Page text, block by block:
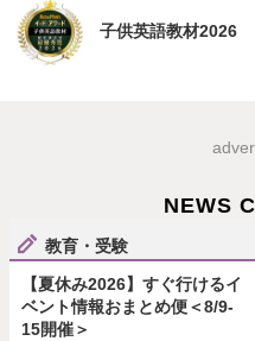
子供英語教材2026
NEWS
教育・受験
【夏休み2026】すぐ行けるイ
ベント情報おまとめ便＜8/9-
15開催＞